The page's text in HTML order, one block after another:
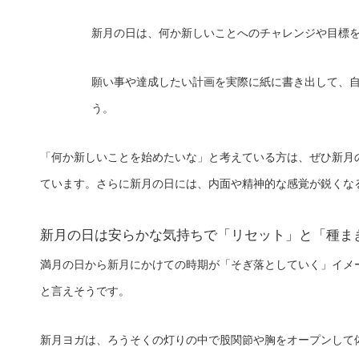
新月の日は、何か新しいことへのチャレンジや目標
願い事や達成したい計画を実際に紙に書き出して、
う。
「何か新しいことを始めたいな」と考えている方は、ぜひ新
ています。さらに新月の日には、内面や精神的な感覚が鋭く
新月の日は安らかな気持ちで「リセット」と「種ま
満月の日から新月にかけての時期が「そぎ落としていく」イ
と言えそうです。
新月ヨガは、ろうそくの灯りの中で股関節や胸をオープンし